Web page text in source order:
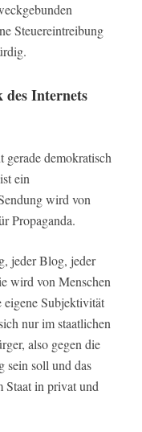
Steuereintreibung
des Internets
demokratisch
ein
wird von
Propaganda.
jeder Blog, jeder
wird von Menschen
eigene Subjektivität
nur im staatlichen
also gegen die
sein soll und das
in privat und